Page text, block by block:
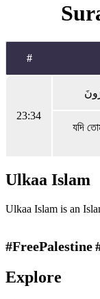
#
23:34
যদি
Ulkaa Islam
Ulkaa Islam is an
#FreePalestine
Explore